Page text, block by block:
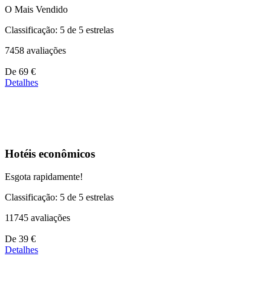
O Mais Vendido
Classificação: 5 de 5 estrelas
7458 avaliações
Preços
a
De 69 €
Detalhes
Hotéis econômicos
Esgota rapidamente!
Classificação: 5 de 5 estrelas
11745 avaliações
Preços
a
De 39 €
Detalhes